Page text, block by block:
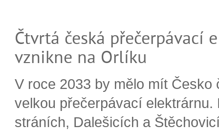
Čtvrtá česká přečerpávací
vznikne na Orlíku
V roce 2033 by mělo mít Česko
velkou přečerpávací elektrárnu.
stráních, Dalešicích a